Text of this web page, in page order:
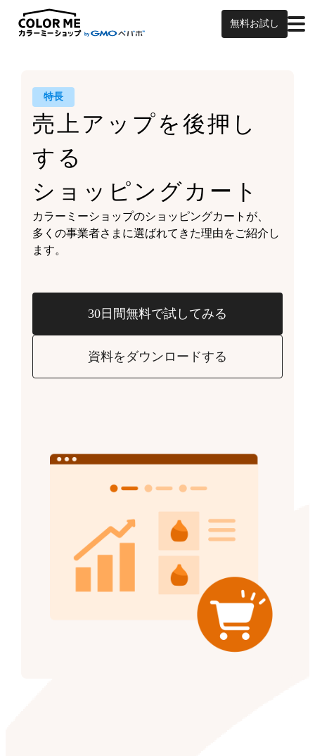
無料お試し
特長
売上アップを後押し
する
ショッピングカート
カラーミーショップのショッピングカートが、
多くの事業者さまに選ばれてきた理由をご紹介し
ます。
30日間無料で試してみる
資料をダウンロードする